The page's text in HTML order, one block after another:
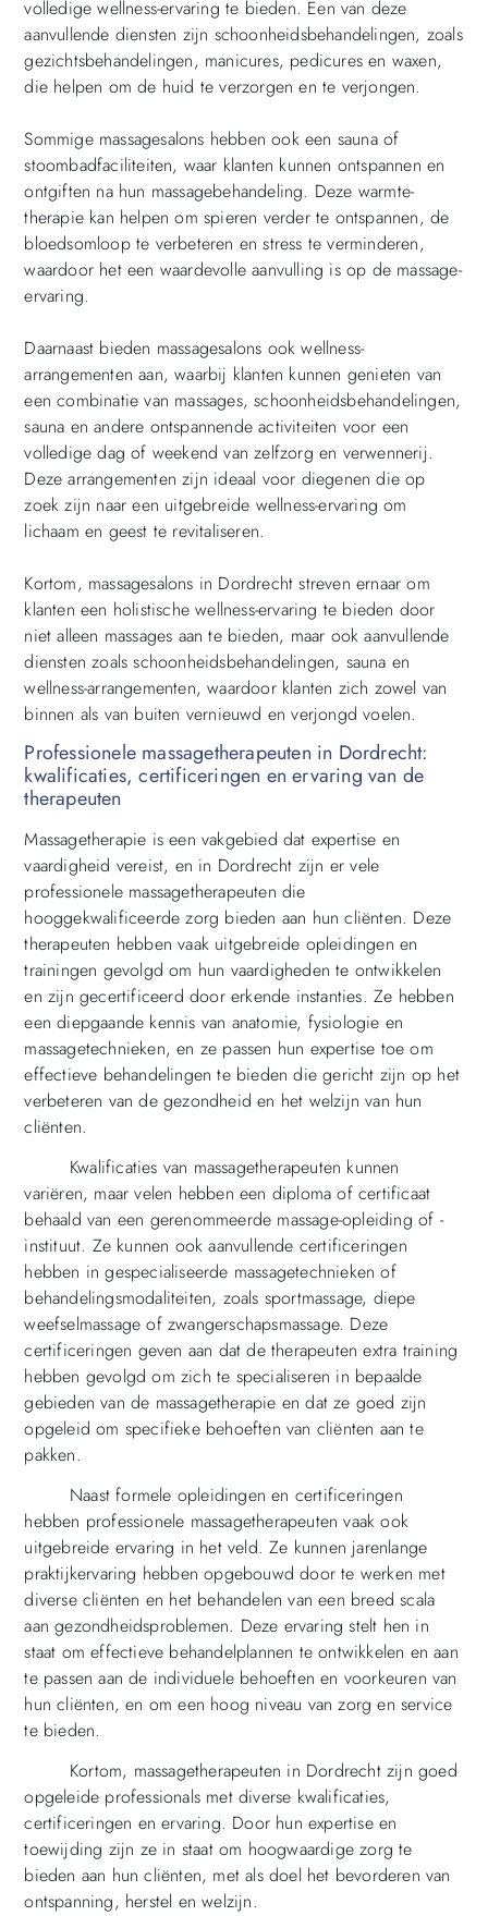
volledige wellness-ervaring te bieden. Een van deze
aanvullende diensten zijn schoonheidsbehandelingen, zoals
gezichtsbehandelingen, manicures, pedicures en waxen,
die helpen om de huid te verzorgen en te verjongen.
Sommige massagesalons hebben ook een sauna of
stoombadfaciliteiten, waar klanten kunnen ontspannen en
ontgiften na hun massagebehandeling. Deze warmte-
therapie kan helpen om spieren verder te ontspannen, de
bloedsomloop te verbeteren en stress te verminderen,
waardoor het een waardevolle aanvulling is op de massage-
ervaring.
Daarnaast bieden massagesalons ook wellness-
arrangementen aan, waarbij klanten kunnen genieten van
een combinatie van massages, schoonheidsbehandelingen,
sauna en andere ontspannende activiteiten voor een
volledige dag of weekend van zelfzorg en verwennerij.
Deze arrangementen zijn ideaal voor diegenen die op
zoek zijn naar een uitgebreide wellness-ervaring om
lichaam en geest te revitaliseren.
Kortom, massagesalons in Dordrecht streven ernaar om
klanten een holistische wellness-ervaring te bieden door
niet alleen massages aan te bieden, maar ook aanvullende
diensten zoals schoonheidsbehandelingen, sauna en
wellness-arrangementen, waardoor klanten zich zowel van
binnen als van buiten vernieuwd en verjongd voelen.
Professionele massagetherapeuten in Dordrecht:
kwalificaties, certificeringen en ervaring van de
therapeuten
Massagetherapie is een vakgebied dat expertise en
vaardigheid vereist, en in Dordrecht zijn er vele
professionele massagetherapeuten die
hooggekwalificeerde zorg bieden aan hun cliënten. Deze
therapeuten hebben vaak uitgebreide opleidingen en
trainingen gevolgd om hun vaardigheden te ontwikkelen
en zijn gecertificeerd door erkende instanties. Ze hebben
een diepgaande kennis van anatomie, fysiologie en
massagetechnieken, en ze passen hun expertise toe om
effectieve behandelingen te bieden die gericht zijn op het
verbeteren van de gezondheid en het welzijn van hun
cliënten.
Kwalificaties van massagetherapeuten kunnen
variëren, maar velen hebben een diploma of certificaat
behaald van een gerenommeerde massage-opleiding of -
instituut. Ze kunnen ook aanvullende certificeringen
hebben in gespecialiseerde massagetechnieken of
behandelingsmodaliteiten, zoals sportmassage, diepe
weefselmassage of zwangerschapsmassage. Deze
certificeringen geven aan dat de therapeuten extra training
hebben gevolgd om zich te specialiseren in bepaalde
gebieden van de massagetherapie en dat ze goed zijn
opgeleid om specifieke behoeften van cliënten aan te
pakken.
Naast formele opleidingen en certificeringen
hebben professionele massagetherapeuten vaak ook
uitgebreide ervaring in het veld. Ze kunnen jarenlange
praktijkervaring hebben opgebouwd door te werken met
diverse cliënten en het behandelen van een breed scala
aan gezondheidsproblemen. Deze ervaring stelt hen in
staat om effectieve behandelplannen te ontwikkelen en aan
te passen aan de individuele behoeften en voorkeuren van
hun cliënten, en om een hoog niveau van zorg en service
te bieden.
Kortom, massagetherapeuten in Dordrecht zijn goed
opgeleide professionals met diverse kwalificaties,
certificeringen en ervaring. Door hun expertise en
toewijding zijn ze in staat om hoogwaardige zorg te
bieden aan hun cliënten, met als doel het bevorderen van
ontspanning, herstel en welzijn.